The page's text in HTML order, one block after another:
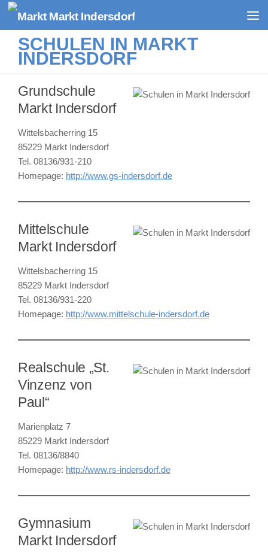
Zum Inhalt springen
SCHULEN IN MARKT
INDERSDORF
Grundschule
Markt Indersdorf
Wittelsbacherring 15
85229 Markt Indersdorf
Tel. 08136/931-210
Homepage: http://www.gs-indersdorf.de
Mittelschule
Markt Indersdorf
Wittelsbacherring 15
85229 Markt Indersdorf
Tel. 08136/931-220
Homepage: http://www.mittelschule-indersdorf.de
Realschule „St.
Vinzenz von
Paul“
Marienplatz 7
85229 Markt Indersdorf
Tel. 08136/8840
Homepage: http://www.rs-indersdorf.de
Gymnasium
Markt Indersdorf